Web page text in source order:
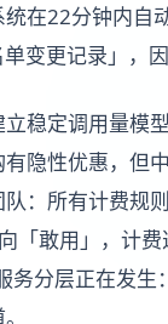
在22分钟内自
变更记录」，
稳定调用量模
隐性优惠，但
：所有计费规
「敢用」，计
务分层正在发